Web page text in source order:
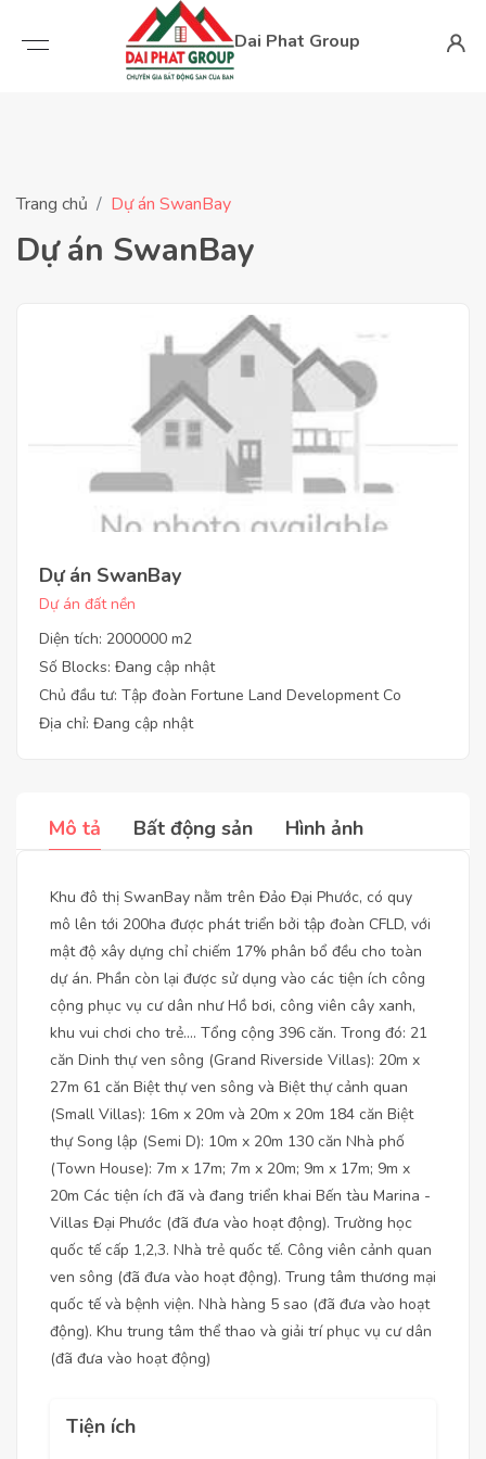
Dai Phat Group
Trang chủ Dự án SwanBay
Dự án SwanBay
Dự án SwanBay
Dự án đất nền
Diện tích: 2000000 m2
Số Blocks: Đang cập nhật
Chủ đầu tư: Tập đoàn Fortune Land Development Co
Địa chỉ: Đang cập nhật
Mô tả Bất động sản Hình ảnh
Khu đô thị SwanBay nằm trên Đảo Đại Phước, có quy
mô lên tới 200ha được phát triển bởi tập đoàn CFLD, với
mật độ xây dựng chỉ chiếm 17% phân bổ đều cho toàn
dự án. Phần còn lại được sử dụng vào các tiện ích công
cộng phục vụ cư dân như Hồ bơi, công viên cây xanh,
khu vui chơi cho trẻ.... Tổng cộng 396 căn. Trong đó: 21
căn Dinh thự ven sông (Grand Riverside Villas): 20m x
27m 61 căn Biệt thự ven sông và Biệt thự cảnh quan
(Small Villas): 16m x 20m và 20m x 20m 184 căn Biệt
thự Song lập (Semi D): 10m x 20m 130 căn Nhà phố
(Town House): 7m x 17m; 7m x 20m; 9m x 17m; 9m x
20m Các tiện ích đã và đang triển khai Bến tàu Marina -
Villas Đại Phước (đã đưa vào hoạt động). Trường học
quốc tế cấp 1,2,3. Nhà trẻ quốc tế. Công viên cảnh quan
ven sông (đã đưa vào hoạt động). Trung tâm thương mại
quốc tế và bệnh viện. Nhà hàng 5 sao (đã đưa vào hoạt
động). Khu trung tâm thể thao và giải trí phục vụ cư dân
(đã đưa vào hoạt động)
Tiện ích